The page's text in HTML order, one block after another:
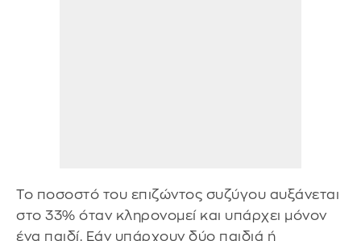
Το ποσοστό του επιζώντος συζύγου αυξάνεται
στο 33% όταν κληρονομεί και υπάρχει μόνον
ένα παιδί. Εάν υπάρχουν δύο παιδιά ή